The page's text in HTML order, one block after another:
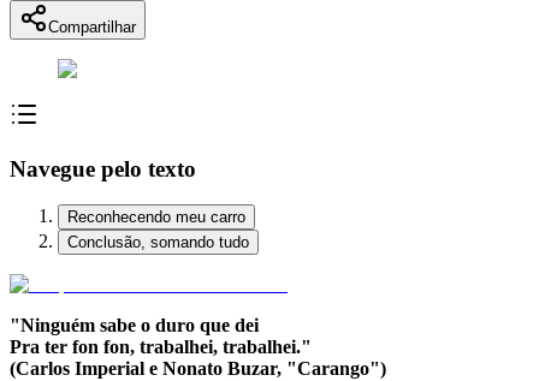
Compartilhar
Navegue pelo texto
Reconhecendo meu carro
Conclusão, somando tudo
"Ninguém sabe o duro que dei
Pra ter fon fon, trabalhei, trabalhei."
(Carlos Imperial e Nonato Buzar, "Carango")